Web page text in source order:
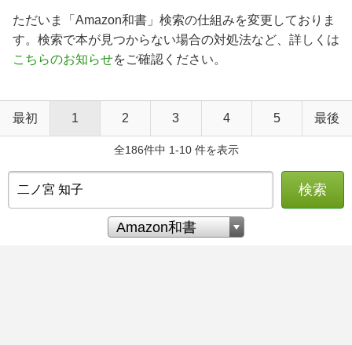
ただいま「Amazon和書」検索の仕組みを変更しておりま
す。検索で本が見つからない場合の対処法など、詳しくは
こちらのお知らせをご確認ください。
最初 1 2 3 4 5 最後
全186件中 1-10 件を表示
検索